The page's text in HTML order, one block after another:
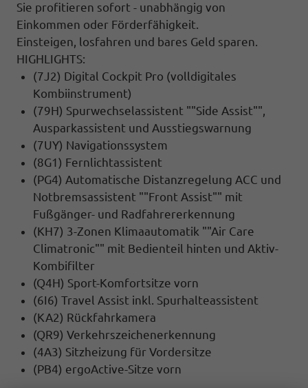
Sie profitieren sofort - unabhängig von
Einkommen oder Förderfähigkeit.
Einsteigen, losfahren und bares Geld sparen.
HIGHLIGHTS:
(7J2) Digital Cockpit Pro (volldigitales
Kombiinstrument)
(79H) Spurwechselassistent ""Side Assist"",
Ausparkassistent und Ausstiegswarnung
(7UY) Navigationssystem
(8G1) Fernlichtassistent
(PG4) Automatische Distanzregelung ACC und
Notbremsassistent ""Front Assist"" mit
Fußgänger- und Radfahrererkennung
(KH7) 3-Zonen Klimaautomatik ""Air Care
Climatronic"" mit Bedienteil hinten und Aktiv-
Kombifilter
(Q4H) Sport-Komfortsitze vorn
(6I6) Travel Assist inkl. Spurhalteassistent
(KA2) Rückfahrkamera
(QR9) Verkehrszeichenerkennung
(4A3) Sitzheizung für Vordersitze
(PB4) ergoActive-Sitze vorn